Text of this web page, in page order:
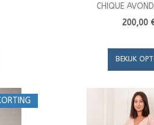
CHIQUE
200,00
BEKIJK